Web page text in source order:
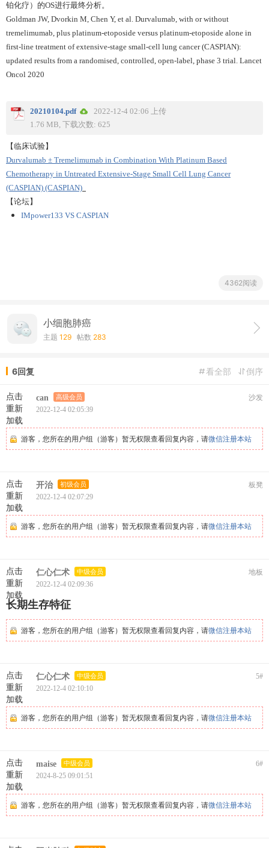
铂化疗）的OS进行最终分析。
Goldman JW, Dvorkin M, Chen Y, et al. Durvalumab, with or without
tremelimumab, plus platinum-etoposide versus platinum-etoposide alone in
first-line treatment of extensive-stage small-cell lung cancer (CASPIAN):
updated results from a randomised, controlled, open-label, phase 3 trial. Lancet
Oncol 2020
20210104.pdf
2022-12-4 02:06 上传
1.76 MB, 下载次数: 625
【临床试验】
Durvalumab ± Tremelimumab in Combination With Platinum Based
Chemotherapy in Untreated Extensive-Stage Small Cell Lung Cancer
(CASPIAN) (CASPIAN)
【论坛】
IMpower133 VS CASPIAN
4362阅读
小细胞肺癌
主题 129 帖数 283
6回复 倒序
看全部
点击
重新
加载
can 高级会员
沙发
2022-12-4 02:05:39
游客，您所在的用户组（游客）暂无权限查看回复内容，请微信注册本站
点击
重新
加载
开治 初级会员
板凳
2022-12-4 02:07:29
游客，您所在的用户组（游客）暂无权限查看回复内容，请微信注册本站
点击
重新
加载
仁心仁术 中级会员
地板
2022-12-4 02:09:36
长期生存特征
游客，您所在的用户组（游客）暂无权限查看回复内容，请微信注册本站
点击
重新
加载
仁心仁术 中级会员 5#
2022-12-4 02:10:10
游客，您所在的用户组（游客）暂无权限查看回复内容，请微信注册本站
点击
重新
加载
maise 中级会员 6#
2024-8-25 09:01:51
游客，您所在的用户组（游客）暂无权限查看回复内容，请微信注册本站